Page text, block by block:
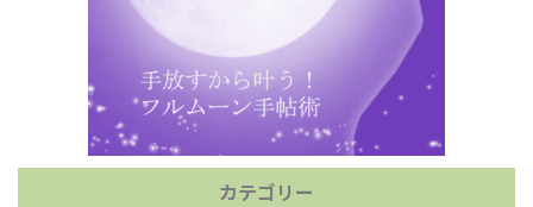
カテゴリー